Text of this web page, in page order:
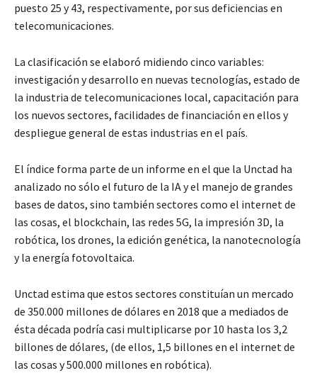
puesto 25 y 43, respectivamente, por sus deficiencias en
telecomunicaciones.
La clasificación se elaboró midiendo cinco variables:
investigación y desarrollo en nuevas tecnologías, estado de
la industria de telecomunicaciones local, capacitación para
los nuevos sectores, facilidades de financiación en ellos y
despliegue general de estas industrias en el país.
El índice forma parte de un informe en el que la Unctad ha
analizado no sólo el futuro de la IA y el manejo de grandes
bases de datos, sino también sectores como el internet de
las cosas, el blockchain, las redes 5G, la impresión 3D, la
robótica, los drones, la edición genética, la nanotecnología
y la energía fotovoltaica.
Unctad estima que estos sectores constituían un mercado
de 350.000 millones de dólares en 2018 que a mediados de
ésta década podría casi multiplicarse por 10 hasta los 3,2
billones de dólares, (de ellos, 1,5 billones en el internet de
las cosas y 500.000 millones en robótica).